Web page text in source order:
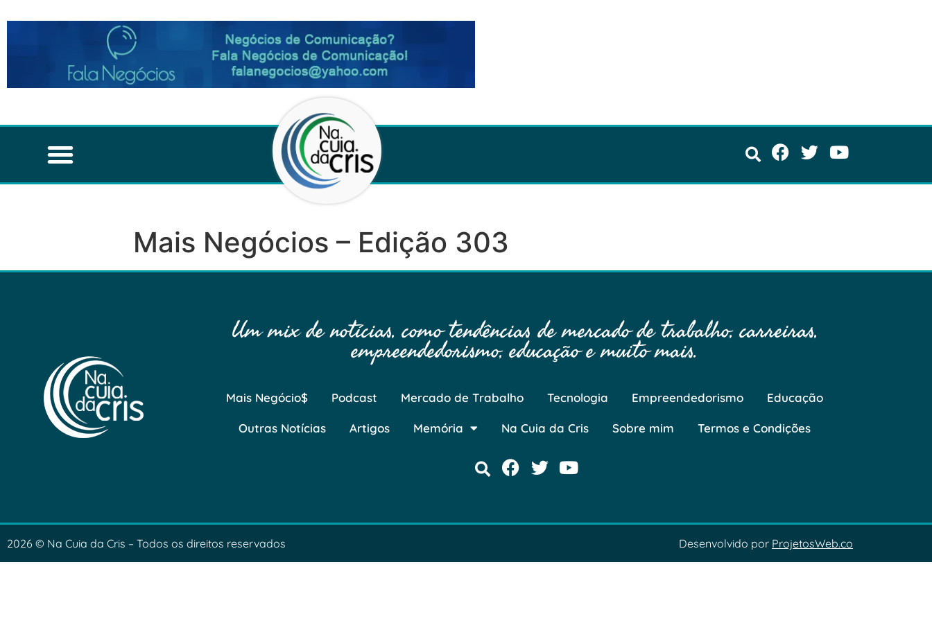
Mais Negócios – Edição 303
Um mix de notícias, como tendências de mercado de trabalho, carreiras,
empreendedorismo, educação e muito mais.
Mais Negócio$ Podcast Mercado de Trabalho Tecnologia Empreendedorismo Educação
Outras Notícias Artigos Memória Na Cuia da Cris Sobre mim Termos e Condições
2026 © Na Cuia da Cris – Todos os direitos reservados Desenvolvido por ProjetosWeb.co